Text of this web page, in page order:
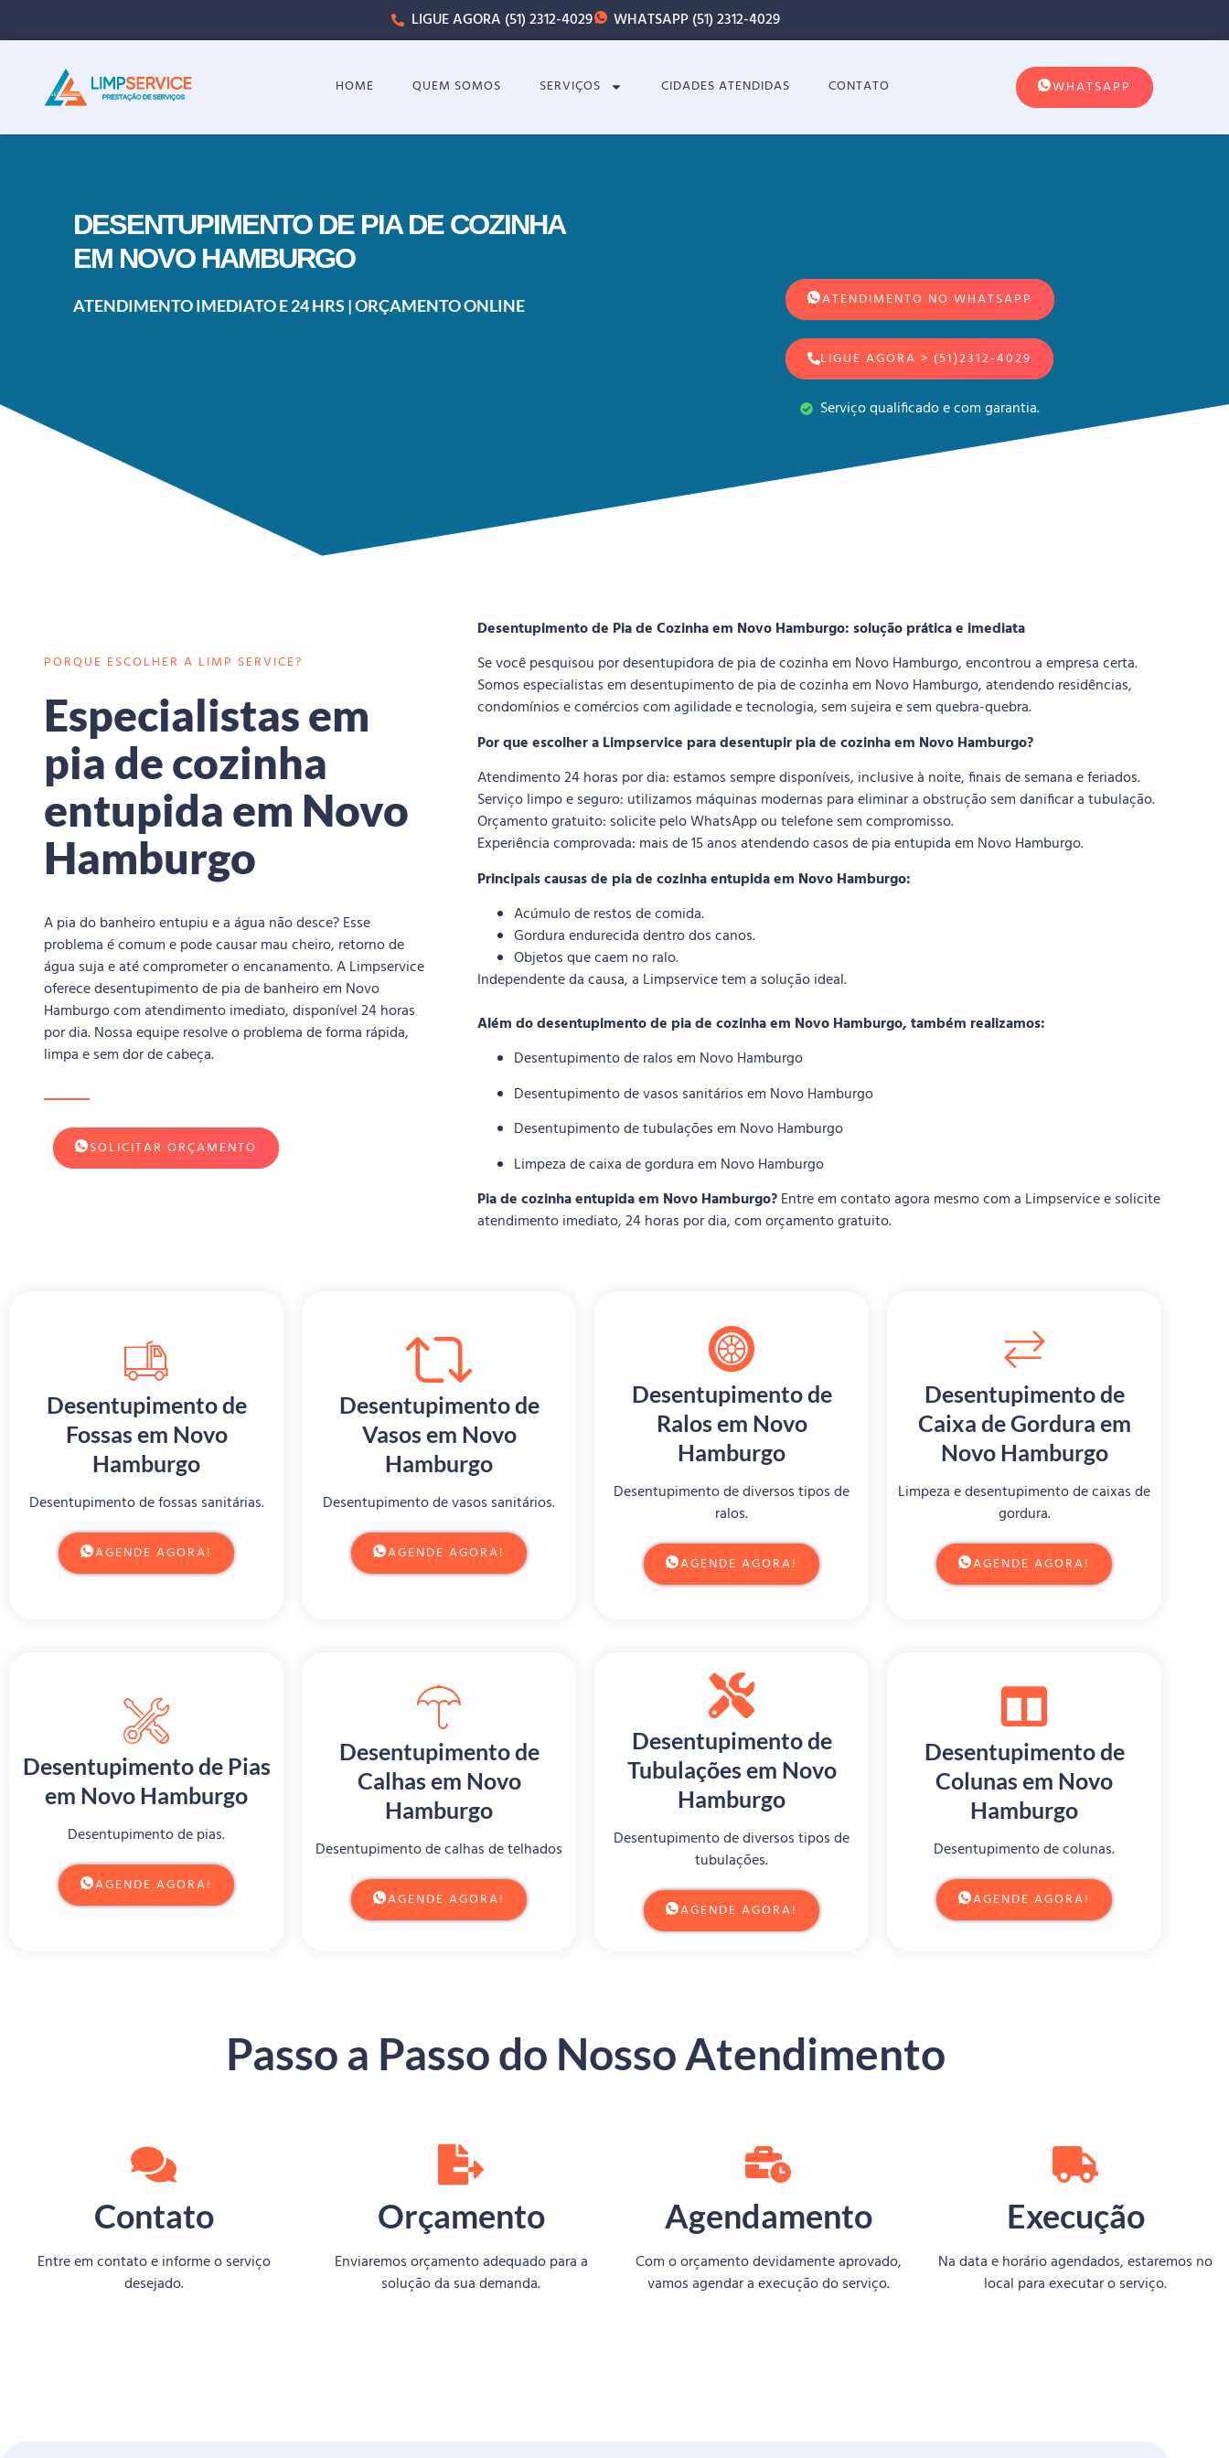
LIGUE AGORA (51) 2312-4029 WHATSAPP (51) 2312-4029
HOME QUEM SOMOS SERVIÇOS CIDADES ATENDIDAS CONTATO WHATSAPP
DESENTUPIMENTO DE PIA DE COZINHA
EM NOVO HAMBURGO
ATENDIMENTO IMEDIATO E 24 HRS | ORÇAMENTO ONLINE ATENDIMENTO NO WHATSAPP
LIGUE AGORA > (51)2312-4029
Serviço qualificado e com garantia.
PORQUE ESCOLHER A LIMP SERVICE?
Especialistas em
pia de cozinha
entupida em Novo
Hamburgo
A pia do banheiro entupiu e a água não desce? Esse
problema é comum e pode causar mau cheiro, retorno de
água suja e até comprometer o encanamento. A Limpservice
oferece desentupimento de pia de banheiro em Novo
Hamburgo com atendimento imediato, disponível 24 horas
por dia. Nossa equipe resolve o problema de forma rápida,
limpa e sem dor de cabeça.
SOLICITAR ORÇAMENTO
Desentupimento de Pia de Cozinha em Novo Hamburgo: solução prática e imediata
Se você pesquisou por desentupidora de pia de cozinha em Novo Hamburgo, encontrou a empresa certa.
Somos especialistas em desentupimento de pia de cozinha em Novo Hamburgo, atendendo residências,
condomínios e comércios com agilidade e tecnologia, sem sujeira e sem quebra-quebra.
Por que escolher a Limpservice para desentupir pia de cozinha em Novo Hamburgo?
Atendimento 24 horas por dia: estamos sempre disponíveis, inclusive à noite, finais de semana e feriados.
Serviço limpo e seguro: utilizamos máquinas modernas para eliminar a obstrução sem danificar a tubulação.
Orçamento gratuito: solicite pelo WhatsApp ou telefone sem compromisso.
Experiência comprovada: mais de 15 anos atendendo casos de pia entupida em Novo Hamburgo.
Principais causas de pia de cozinha entupida em Novo Hamburgo:
Acúmulo de restos de comida.
Gordura endurecida dentro dos canos.
Objetos que caem no ralo.
Independente da causa, a Limpservice tem a solução ideal.
Além do desentupimento de pia de cozinha em Novo Hamburgo, também realizamos:
Desentupimento de ralos em Novo Hamburgo
Desentupimento de vasos sanitários em Novo Hamburgo
Desentupimento de tubulações em Novo Hamburgo
Limpeza de caixa de gordura em Novo Hamburgo
Pia de cozinha entupida em Novo Hamburgo?Entre em contato agora mesmo com a Limpservice e solicite
atendimento imediato, 24 horas por dia, com orçamento gratuito.
Desentupimento de
Fossas em Novo
Hamburgo
Desentupimento de fossas sanitárias.
AGENDE AGORA!
Desentupimento de
Vasos em Novo
Hamburgo
Desentupimento de vasos sanitários.
AGENDE AGORA!
Desentupimento de
Ralos em Novo
Hamburgo
Desentupimento de diversos tipos de
ralos.
AGENDE AGORA!
Desentupimento de
Caixa de Gordura em
Novo Hamburgo
Limpeza e desentupimento de caixas de
gordura.
AGENDE AGORA!
Desentupimento de Pias
em Novo Hamburgo
Desentupimento de pias.
AGENDE AGORA!
Desentupimento de
Calhas em Novo
Hamburgo
Desentupimento de calhas de telhados
AGENDE AGORA!
Desentupimento de
Tubulações em Novo
Hamburgo
Desentupimento de diversos tipos de
tubulações.
AGENDE AGORA!
Desentupimento de
Colunas em Novo
Hamburgo
Desentupimento de colunas.
AGENDE AGORA!
Passo a Passo do Nosso Atendimento
Contato
Entre em contato e informe o serviço
desejado.
Orçamento
Enviaremos orçamento adequado para a
solução da sua demanda.
Agendamento
Com o orçamento devidamente aprovado,
vamos agendar a execução do serviço.
Execução
Na data e horário agendados, estaremos no
local para executar o serviço.